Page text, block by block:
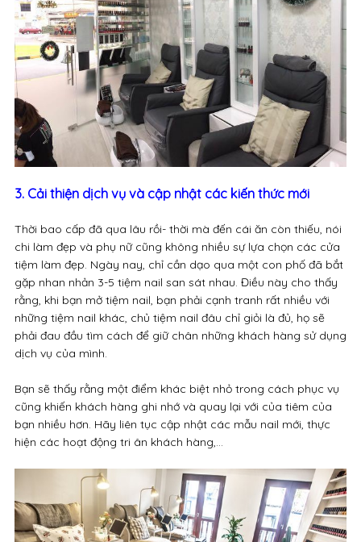
3. Cải thiện dịch vụ và cập nhật các kiến thức mới
Thời bao cấp đã qua lâu rồi- thời mà đến cái ăn còn thiếu, nói
chi làm đẹp và phụ nữ cũng không nhiều sự lựa chọn các cửa
tiệm làm đẹp. Ngày nay, chỉ cần dạo qua một con phố đã bắt
gặp nhan nhản 3-5 tiệm nail san sát nhau. Điều này cho thấy
rằng, khi bạn mở tiệm nail, bạn phải cạnh tranh rất nhiều với
những tiệm nail khác, chủ tiệm nail đâu chỉ giỏi là đủ, họ sẽ
phải đau đầu tìm cách để giữ chân những khách hàng sử dụng
dịch vụ của mình.
Bạn sẽ thấy rằng một điểm khác biệt nhỏ trong cách phục vụ
cũng khiến khách hàng ghi nhớ và quay lại với của tiêm của
bạn nhiều hơn. Hãy liên tục cập nhật các mẫu nail mới, thực
hiện các hoạt động tri ân khách hàng,…